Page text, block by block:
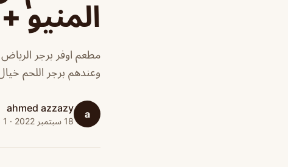
المنيو
مطعم اوفر برجر
وعندهم برجر اللحم
a
ahmed azzazy
18 سبتمبر 2022 · 1 دقائق قراءة